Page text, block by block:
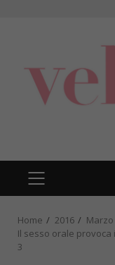
PRIMARY
MENU
Home 2016 Marzo
Il sesso orale provoca
3